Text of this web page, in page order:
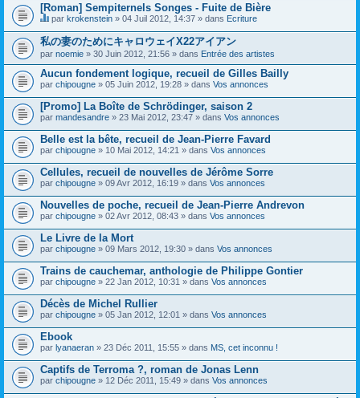
[Roman] Sempiternels Songes - Fuite de Bière
C
e
s
u
j
e
t
o
n
t
i
e
n
t
u
n
o
n
d
a
g
e
par krokenstein » 04 Juil 2012, 14:37 » dans Ecriture
私の妻のためにキャロウェイX22アイアン
par noemie » 30 Juin 2012, 21:56 » dans Entrée des artistes
Aucun fondement logique, recueil de Gilles Bailly
par chipougne » 05 Juin 2012, 19:28 » dans Vos annonces
[Promo] La Boîte de Schrödinger, saison 2
par mandesandre » 23 Mai 2012, 23:47 » dans Vos annonces
Belle est la bête, recueil de Jean-Pierre Favard
par chipougne » 10 Mai 2012, 14:21 » dans Vos annonces
Cellules, recueil de nouvelles de Jérôme Sorre
par chipougne » 09 Avr 2012, 16:19 » dans Vos annonces
Nouvelles de poche, recueil de Jean-Pierre Andrevon
par chipougne » 02 Avr 2012, 08:43 » dans Vos annonces
Le Livre de la Mort
par chipougne » 09 Mars 2012, 19:30 » dans Vos annonces
Trains de cauchemar, anthologie de Philippe Gontier
par chipougne » 22 Jan 2012, 10:31 » dans Vos annonces
Décès de Michel Rullier
par chipougne » 05 Jan 2012, 12:01 » dans Vos annonces
Ebook
par lyanaeran » 23 Déc 2011, 15:55 » dans MS, cet inconnu !
Captifs de Terroma ?, roman de Jonas Lenn
par chipougne » 12 Déc 2011, 15:49 » dans Vos annonces